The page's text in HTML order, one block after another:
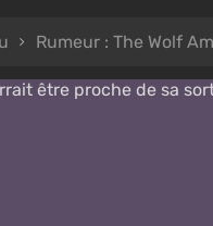
Rumeur : The Wolf